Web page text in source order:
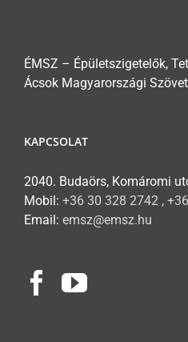
ÉMSZ – Épületszigetelők,
Ácsok Magyarországi
KAPCSOLAT
2040. Budaörs, Komáromi
Mobil: +36 30 328 2742 ,
Email: emsz@emsz.hu